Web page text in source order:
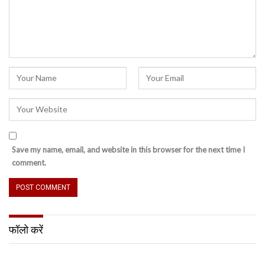
Save my name, email, and website in this browser for the next time I
comment.
फॉलो करें